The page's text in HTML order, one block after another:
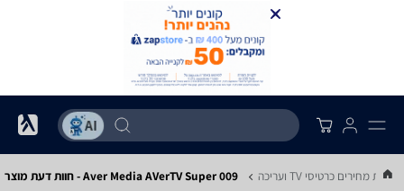
השוואת מחירים כרטיסי TV ועריכה Aver Media AVerTV Super 009 - חוות דעת מוצר